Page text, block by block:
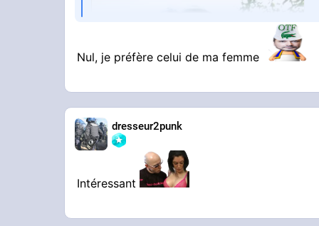
Nul, je préfère celui de ma femme
dresseur2punk
Intéressant